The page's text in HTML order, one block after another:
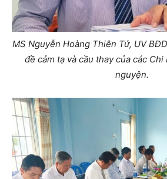
MS Nguyễn Hoàng Thiên Tứ, UV
đề cảm tạ và cầu thay của các
nguyện.